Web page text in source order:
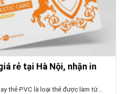
rẻ tại Hà Nội, nhận in
thẻ PVC là loại thẻ được làm từ...